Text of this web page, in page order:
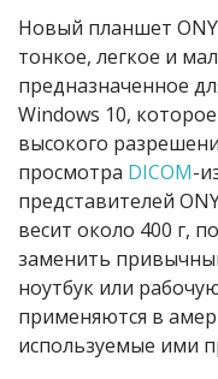
Новый планшет
тонкое, легкое и
предназначенное
Windows 10,
высокого
просмотра DICOM-
представителей
весит около 400 г,
заменить
ноутбук или
применяются в
используемые ими